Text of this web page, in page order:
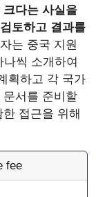
크다는 사실을
토하고 결과를
는 중국 지원
씩 소개하여
획하고 각 국가
서를 준비할
접근을 위해
fee